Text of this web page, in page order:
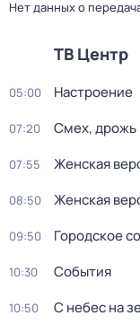
Нет данных о
ТВ Центр
05:00 Настроение
07:20 Смех, дрожь
07:55 Женская
08:50 Женская
09:50 Городское
10:30 События
10:50 С небес на